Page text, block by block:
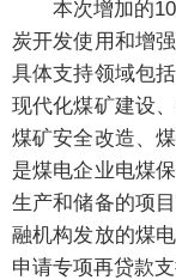
本次增加的
炭开发使用和增
具体支持领域包
现代化煤矿建设
煤矿安全改造、
是煤电企业电煤
生产和储备的项
融机构发放的煤
申请专项再贷款支